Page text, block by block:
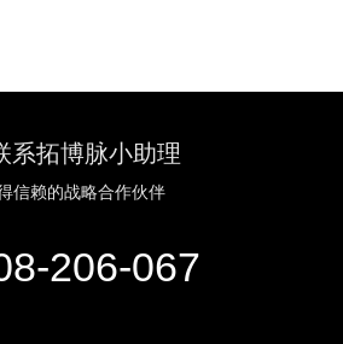
系拓博脉小助理
信赖的战略合作伙伴
206-067